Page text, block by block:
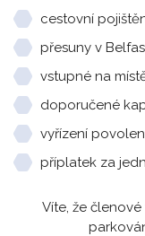
cestovní
přesuny v
vstupné na
doporučené
vyřízení
příplatek za
Víte, že členové